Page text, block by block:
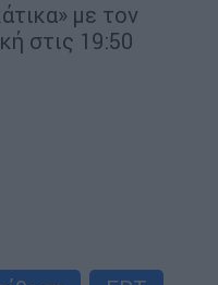
με τον
στις 19:50